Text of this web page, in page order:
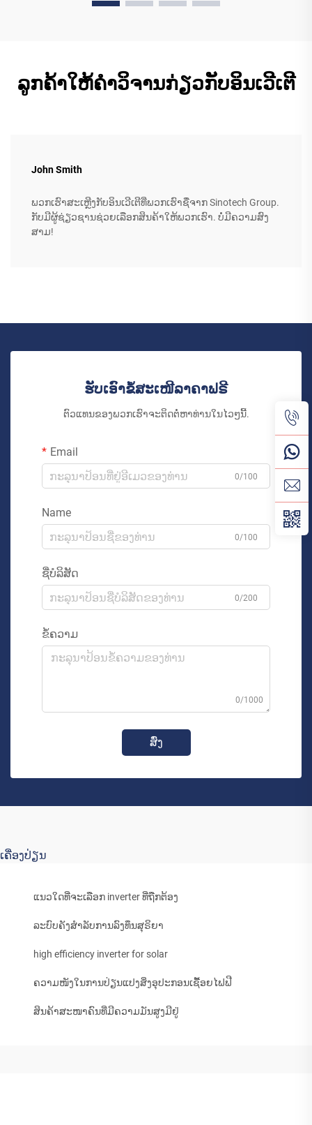
ລູກຄ້າໃຫ້ຄຳວິຈານກ່ຽວກັບອິນເວີເຕີ
John Smith
ພວກເຮົາສະເຫຼີງກັບອິນເວີເຕີທີ່ພວກເຮົາຊື່ຈາກ Sinotech Group.
ກັບມີຜູ້ຊ່ຽວຊານຊ່ວຍເລືອກສິນຄ້າໃຫ້ພວກເຮົາ. ບໍ່ມີຄວາມສົງ
ສາມ!
ຮັບເອົາຂໍ້ສະເໜີລາຄາຟຣີ
ຕົວແທນຂອງພວກເຮົາຈະຕິດຕໍ່ຫາທ່ານໃນໄວໆນີ້.
Email
0/100
Name
0/100
ຊື່ບໍລິສັດ
0/200
ຂໍ້ຄວາມ
0/1000
ສົ່ງ
ເຄື່ອງປ່ຽນ
ແນວໃດທີ່ຈະເລືອກ inverter ທີ່ຖືກຕ້ອງ
ລະບົບຄັງສຳລັບການລົງທຶນສຸຣິຍາ
high efficiency inverter for solar
ຄວາມໜັງໃນການປ່ຽນແປງສິ່ງອຸປະກອນເຊື້ອຍໄຟຟີ
ສິນຄ້າສະໜາຄົນທີ່ມີຄວາມມັນສູງມີຢູ່